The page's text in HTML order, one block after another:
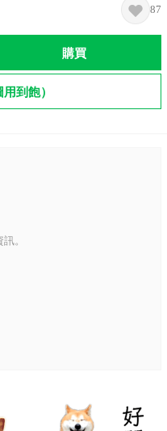
87
購買
到飽）
。